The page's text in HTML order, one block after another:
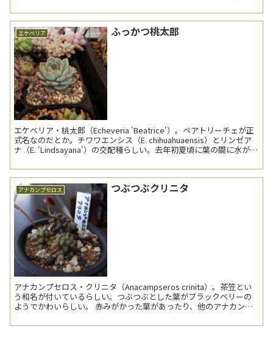
エケベリア ふっかつ桃太郎
エケベリア・桃太郎（Echeveria 'Beatrice'）。ベアトリーチェが正
式名なのだとか。チワワエンシス（E. chihuahuaensis）とリンゼア
ナ（E. 'Lindsayana'）の交配種らしい。去年初夏頃に葉の間に水が溜
アナカンプセロス つぶつぶクリニタ
アナカンプセロス・クリニタ（Anacampseros crinita）。茶笠とい
う和名が付いているらしい。つぶつぶとした葉がブラックベリーの
ようでかわいらしい。 赤みがかった葉があったり、他のアナカンプ